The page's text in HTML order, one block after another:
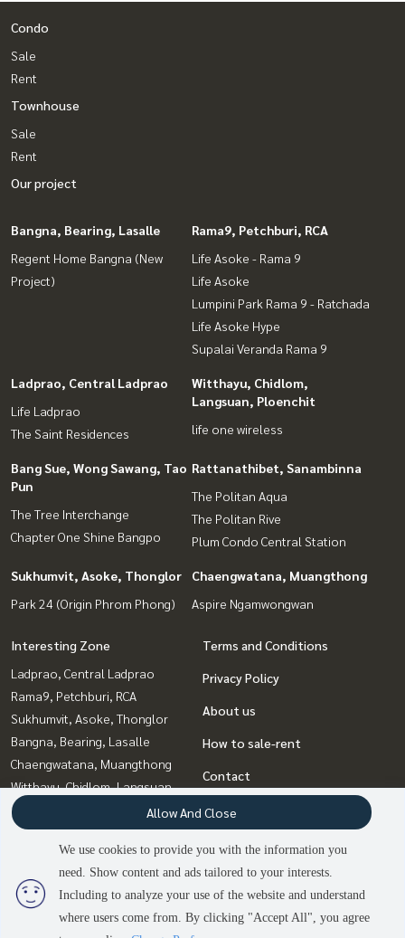
2 people are viewing
Sold Out
Condo
Sale
Rent
Townhouse
Sale
Rent
Our project
Bangna, Bearing, Lasalle
Regent Home Bangna (New
Project)
Rama9, Petchburi, RCA
Life Asoke - Rama 9
Life Asoke
Lumpini Park Rama 9 - Ratchada
Life Asoke Hype
Supalai Veranda Rama 9
Ladprao, Central Ladprao
Life Ladprao
The Saint Residences
Witthayu, Chidlom,
Langsuan, Ploenchit
life one wireless
Bang Sue, Wong Sawang, Tao
Pun
The Tree Interchange
Chapter One Shine Bangpo
Rattanathibet, Sanambinna
The Politan Aqua
The Politan Rive
Plum Condo Central Station
Sukhumvit, Asoke, Thonglor
Park 24 (Origin Phrom Phong)
Chaengwatana, Muangthong
Aspire Ngamwongwan
Interesting Zone
Ladprao, Central Ladprao
Rama9, Petchburi, RCA
Sukhumvit, Asoke, Thonglor
Bangna, Bearing, Lasalle
Chaengwatana, Muangthong
Witthayu, Chidlom, Langsuan,
Ploenchit
Bang Sue, Wong Sawang, Tao
Rattanathibet, Sanambinna
Terms and Conditions
Privacy Policy
About us
How to sale-rent
Contact
We use cookies to provide you with the information you
need. Show content and ads tailored to your interests.
Including to analyze your use of the website and understand
where users come from. By clicking "Accept All", you agree
Allow And Close